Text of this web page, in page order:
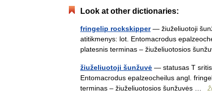
Look at other dictionaries:
fringelip rockskipper— žiuželiuotoji
atitikmenys: lot. Entomacrodus
platesnis terminas – žiuželiuotosios
žiuželiuotoji šunžuvė — statusas T sritis
Entomacrodus epalzeocheilus angl.
terminas – žiuželiuotosios šunžuvės …